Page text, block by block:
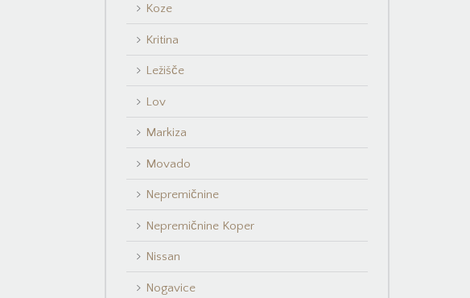
Koze
Kritina
Ležišče
Lov
Markiza
Movado
Nepremičnine
Nepremičnine Koper
Nissan
Nogavice